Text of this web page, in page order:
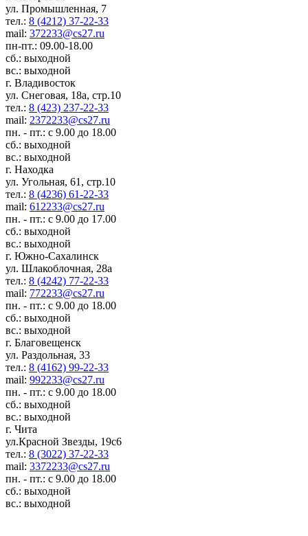
ул. Промышленная, 7
тел.: 8 (4212) 37-22-33
mail: 372233@cs27.ru
пн-пт.: 09.00-18.00
сб.: выходной
вс.: выходной
г. Владивосток
ул. Снеговая, 18а, стр.10
тел.: 8 (423) 237-22-33
mail: 2372233@cs27.ru
пн. - пт.: с 9.00 до 18.00
сб.: выходной
вс.: выходной
г. Находка
ул. Угольная, 61, стр.10
тел.: 8 (4236) 61-22-33
mail: 612233@cs27.ru
пн. - пт.: с 9.00 до 17.00
сб.: выходной
вс.: выходной
г. Южно-Сахалинск
ул. Шлакоблочная, 28а
тел.: 8 (4242) 77-22-33
mail: 772233@cs27.ru
пн. - пт.: с 9.00 до 18.00
сб.: выходной
вс.: выходной
г. Благовещенск
ул. Раздольная, 33
тел.: 8 (4162) 99-22-33
mail: 992233@cs27.ru
пн. - пт.: с 9.00 до 18.00
сб.: выходной
вс.: выходной
г. Чита
ул.Красной Звезды, 19с6
тел.: 8 (3022) 37-22-33
mail: 3372233@cs27.ru
пн. - пт.: с 9.00 до 18.00
сб.: выходной
вс.: выходной